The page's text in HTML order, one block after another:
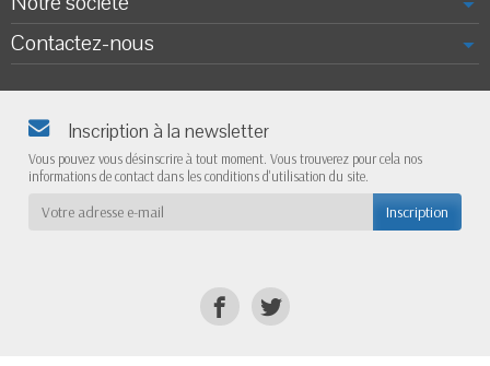
Contactez-nous
Inscription à la newsletter
Vous pouvez vous désinscrire à tout moment. Vous trouverez pour cela nos
informations de contact dans les conditions d'utilisation du site.
Inscription